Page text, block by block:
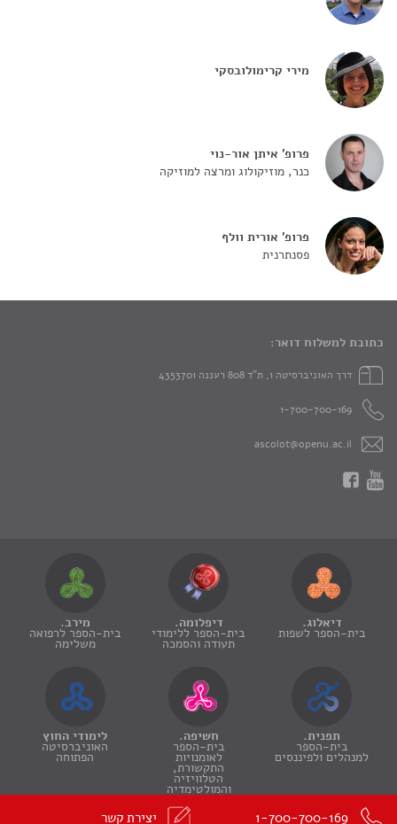
מירי קרימולובסקי
פרופ' איתן אור-נוי
כנר, מוזיקולוג ומרצה למוזיקה
פרופ' אורית וולף
פסנתרנית
כתובת למשלוח דואר:
דרך האוניברסיטה 1, ת"ד 808 רעננה 4353701
1-700-700-169
ascolot@openu.ac.il
דיאלוג.
בית-הספר לשפות
דיפלומה.
בית-הספר ללימודי
תעודה והסמכה
מירב.
בית-הספר לרפואה
משלימה
תפנית.
בית-הספר
למנהלים ולפיננסים
חשיפה.
בית-הספר
לאומנויות
התקשורת,
הטלוויזיה
והמולטימדיה
לימודי החוץ
האוניברסיטה
הפתוחה
1-700-700-169 יצירת קשר